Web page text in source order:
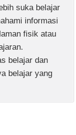
suka belajar
informasi
fisik atau
belajar dan
belajar yang